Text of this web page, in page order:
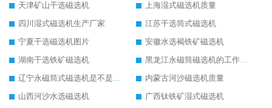
天津矿山干选磁选机
上海湿式磁选机质量
四川湿式磁选机生产厂家
江苏干选筒式磁选机
宁夏干选磁选机图片
安徽水选褐铁矿磁选机
湖南干选铁矿磁选机
黑龙江永磁筒磁选机的工作原理
辽宁永磁筒式磁选机是不是强磁
内蒙古河沙磁选机质量
山西河沙水选磁选机
广西钛铁矿湿式磁选机